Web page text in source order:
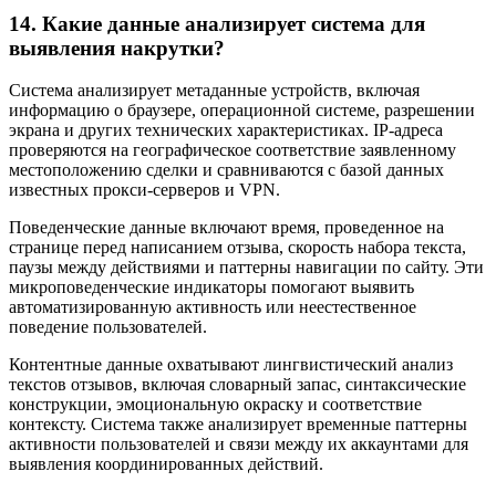
14. Какие данные анализирует система для
выявления накрутки?
Система анализирует метаданные устройств, включая
информацию о браузере, операционной системе, разрешении
экрана и других технических характеристиках. IP-адреса
проверяются на географическое соответствие заявленному
местоположению сделки и сравниваются с базой данных
известных прокси-серверов и VPN.
Поведенческие данные включают время, проведенное на
странице перед написанием отзыва, скорость набора текста,
паузы между действиями и паттерны навигации по сайту. Эти
микроповеденческие индикаторы помогают выявить
автоматизированную активность или неестественное
поведение пользователей.
Контентные данные охватывают лингвистический анализ
текстов отзывов, включая словарный запас, синтаксические
конструкции, эмоциональную окраску и соответствие
контексту. Система также анализирует временные паттерны
активности пользователей и связи между их аккаунтами для
выявления координированных действий.